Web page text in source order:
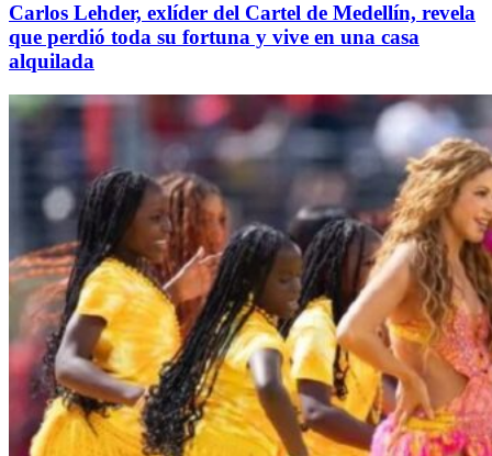
Carlos Lehder, exlíder del Cartel de Medellín, revela
que perdió toda su fortuna y vive en una casa
alquilada